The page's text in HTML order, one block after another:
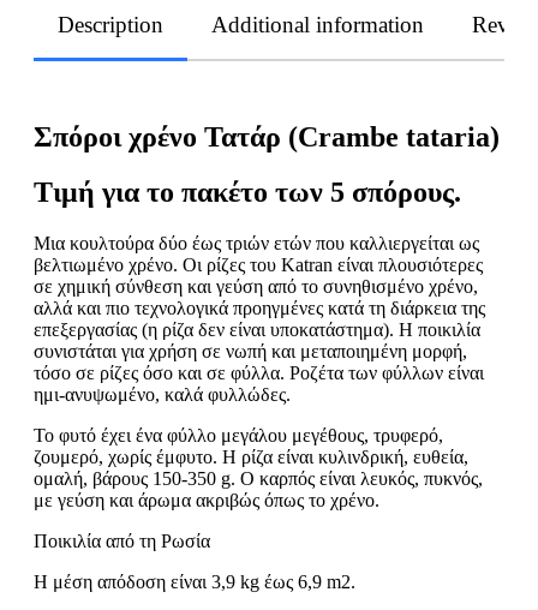
Description Additional information
Σπόροι χρένο Τατάρ (Crambe tataria)
Τιμή για το πακέτο των 5 σπόρους.
Μια κουλτούρα δύο έως τριών ετών που καλλιεργείται ως
βελτιωμένο χρένο. Οι ρίζες του Katran είναι πλουσιότερες
σε χημική σύνθεση και γεύση από το συνηθισμένο χρένο,
αλλά και πιο τεχνολογικά προηγμένες κατά τη διάρκεια της
επεξεργασίας (η ρίζα δεν είναι υποκατάστημα). Η ποικιλία
συνιστάται για χρήση σε νωπή και μεταποιημένη μορφή,
τόσο σε ρίζες όσο και σε φύλλα. Ροζέτα των φύλλων είναι
ημι-ανυψωμένο, καλά φυλλώδες.
Το φυτό έχει ένα φύλλο μεγάλου μεγέθους, τρυφερό,
ζουμερό, χωρίς έμφυτο. Η ρίζα είναι κυλινδρική, ευθεία,
ομαλή, βάρους 150-350 g. Ο καρπός είναι λευκός, πυκνός,
με γεύση και άρωμα ακριβώς όπως το χρένο.
Ποικιλία από τη Ρωσία
Η μέση απόδοση είναι 3,9 kg έως 6,9 m2.